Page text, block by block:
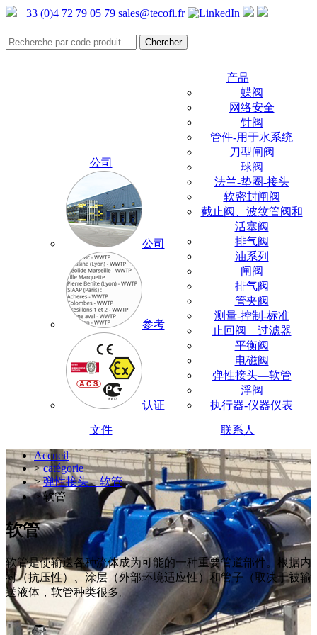
+33 (0)4 72 79 05 79 sales@tecofi.fr
公司
公司
参考
认证
产品
蝶阀
网络安全
针阀
管件-用于水系统
刀型闸阀
球阀
法兰-垫圈-接头
软密封闸阀
截止阀、波纹管阀和
活塞阀
排气阀
油系列
闸阀
排气阀
管夹阀
测量-控制-标准
止回阀—过滤器
平衡阀
电磁阀
弹性接头—软管
浮阀
执行器-仪器仪表
文件 联系人
Accueil
>catégorie
>弹性接头—软管
> 软管
软管
软管是使输送各种流体成为可能的一种重要管道部件。根据内
衬（抗压性）、涂层（外部环境适应性）和管子（取决于被输
送液体，软管种类很多。